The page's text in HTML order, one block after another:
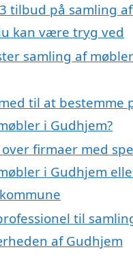
tilbud på samling
kan være tryg ved
samling af
til at bestemme
i Gudhjem?
firmaer med
i Gudhjem
til
af Gudhjem